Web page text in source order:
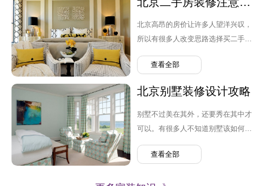
北京高昂的房价让许多人望洋兴叹，
所以有很多人改变思路选择买二手
修设计可能并不是自己喜欢的风格，
二手房装修需要注意哪几点呢？
查看全部
北京别墅装修设计攻略
别墅不过美在其外，还要秀在其中才
可以。有很多人不知道别墅该如何装
修设计需要注意什么呢？有哪些问题
查看全部